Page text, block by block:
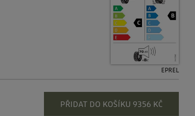
EPREL
PŘIDAT DO KOŠÍKU 9356 KČ